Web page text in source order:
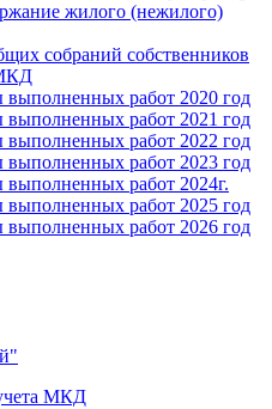
жилого (нежилого)
собраний собственников
работ 2020 год
работ 2021 год
работ 2022 год
работ 2023 год
работ 2024г.
работ 2025 год
работ 2026 год
МКД